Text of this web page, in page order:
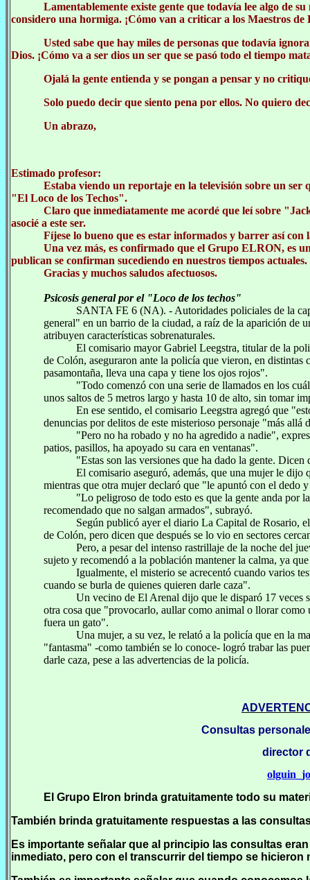
Lamentablemente existe gente que todavía lee algo de
considero una hormiga. ¡Cómo van a criticar a los Maestros
Usted sabe que hay miles de personas que todavía
Dios. ¡Cómo va a ser dios un ser que se pasó todo el tiempo
Ojalá la gente entienda y se pongan a pensar y no
Solo puedo decir que siento pena por ellos. No quiero
Un abrazo,
Estimado profesor:
Estaba viendo un reportaje en la televisión sobre un ser
"El Loco de los Techos".
Claro que inmediatamente me acordé que leí sobre
asocié a este ser.
Fíjese lo bueno que es estar informados y barrer así
Una vez más, es confirmado que el Grupo ELRON, es
publican se confirman sucediendo en nuestros tiempos actuales.
Gracias y muchos saludos afectuosos.
Psicosis general por el "Loco de los techos"
SANTA FE 6 (NA). - Autoridades policiales de la
general" en un barrio de la ciudad, a raíz de la aparición de
atribuyen características sobrenaturales.
El comisario mayor Gabriel Leegstra, titular de la
de Colón, aseguraron ante la policía que vieron, en
pasamontaña, lleva una capa y tiene los ojos rojos".
"Todo comenzó con una serie de llamados en los
unos saltos de 5 metros largo y hasta 10 de alto, sin tomar
En ese sentido, el comisario Leegstra agregó que
denuncias por delitos de este misterioso personaje "más
"Pero no ha robado y no ha agredido a nadie",
patios, pasillos, ha apoyado su cara en ventanas".
"Estas son las versiones que ha dado la gente.
El comisario aseguró, además, que una mujer le
mientras que otra mujer declaró que "le apuntó con el dedo
"Lo peligroso de todo esto es que la gente anda por
recomendado que no salgan armados", subrayó.
Según publicó ayer el diario La Capital de Rosario,
de Colón, pero dicen que después se lo vio en sectores
Pero, a pesar del intenso rastrillaje de la noche del
sujeto y recomendó a la población mantener la calma, ya
Igualmente, el misterio se acrecentó cuando varios
cuando se burla de quienes quieren darle caza".
Un vecino de El Arenal dijo que le disparó 17 veces
otra cosa que "provocarlo, aullar como animal o llorar como
fuera un gato".
Una mujer, a su vez, le relató a la policía que en la
"fantasma" -como también se lo conoce- logró trabar las
darle caza, pese a las advertencias de la policía.
Consultas
director
El Grupo Elron brinda gratuitamente todo su
También brinda gratuitamente respuestas a las
Es importante señalar que al principio las consultas
inmediato, pero con el transcurrir del tiempo se